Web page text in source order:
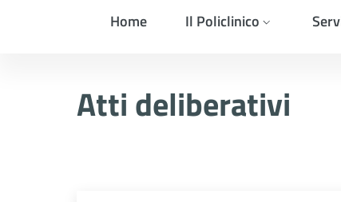
Home Il Policlinico
Atti deliberativi